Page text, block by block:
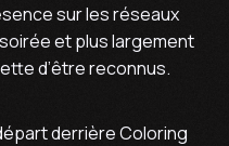
sur les réseaux
et plus largement
d’être reconnus.
derrière Coloring